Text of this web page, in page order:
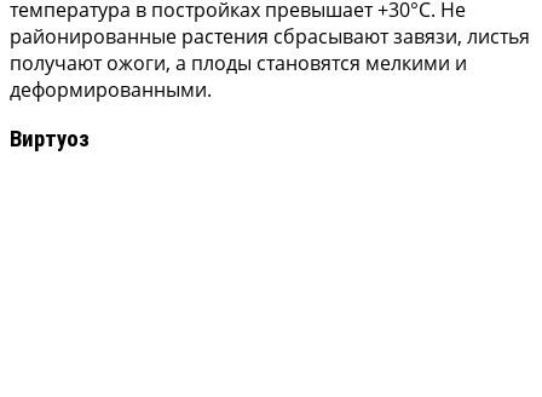
температура в постройках превышает +30°С. Не
районированные растения сбрасывают завязи, листья
получают ожоги, а плоды становятся мелкими и
деформированными.
Виртуоз